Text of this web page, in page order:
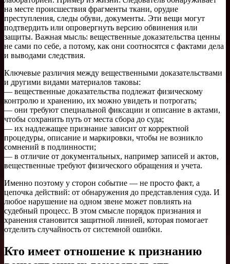
на месте происшествия фрагменты ткани, орудие
преступления, следы обуви, документы. Эти вещи могут
подтвердить или опровергнуть версию обвинения или
защиты. Важная мысль: вещественные доказательства ценны
не сами по себе, а потому, как они соотносятся с фактами дела
и выводами следствия.
Ключевые различия между вещественными доказательствами
и другими видами материалов таковы:
— вещественные доказательства подлежат физическому
контролю и хранению, их можно увидеть и потрогать;
— они требуют специальной фиксации и описание в актами,
чтобы сохранить путь от места сбора до суда;
— их надлежащее признание зависит от корректной
процедуры, описание и маркировки, чтобы не возникло
сомнений в подлинности;
— в отличие от документальных, например записей и актов,
вещественные требуют физического обращения и учета.
Именно поэтому у сторон событие — не просто факт, а
цепочка действий: от обнаружения до представления суда. И
любое нарушение на одном звене может повлиять на
судебный процесс. В этом смысле порядок признания и
хранения становится защитной линией, которая помогает
отделить случайность от системной ошибки.
Кто имеет отношение к признанию